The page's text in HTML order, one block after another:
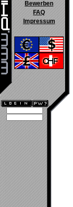
Bewerben
FAQ
Impressum